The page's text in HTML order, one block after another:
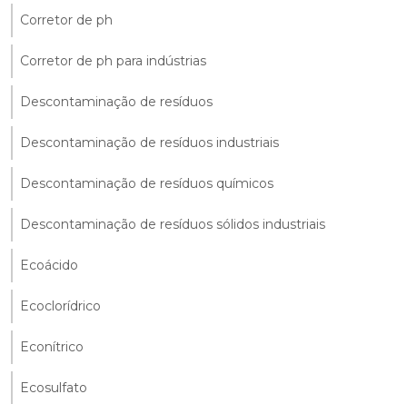
Corretor de ph
Corretor de ph para indústrias
Descontaminação de resíduos
Descontaminação de resíduos industriais
Descontaminação de resíduos químicos
Descontaminação de resíduos sólidos industriais
Ecoácido
Ecoclorídrico
Econítrico
Ecosulfato